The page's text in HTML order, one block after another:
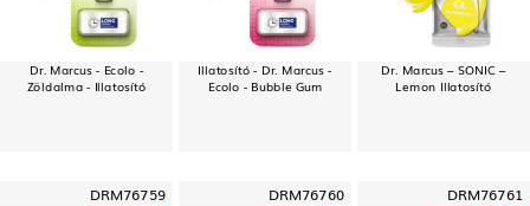
Dr. Marcus - Ecolo -
Zöldalma - Illatosító
Illatosító - Dr. Marcus -
Ecolo - Bubble Gum
Dr. Marcus – SONIC –
Lemon Illatosító
DRM76759 DRM76760 DRM76761